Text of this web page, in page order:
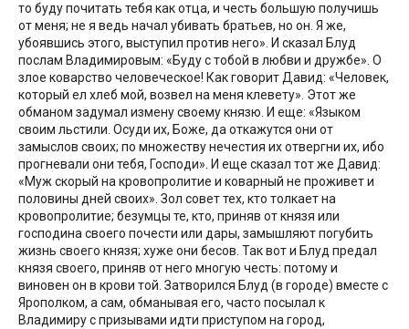
то буду почитать тебя как отца, и честь большую получишь
от меня; не я ведь начал убивать братьев, но он. Я же,
убоявшись этого, выступил против него». И сказал Блуд
послам Владимировым: «Буду с тобой в любви и дружбе». О
злое коварство человеческое! Как говорит Давид: «Человек,
который ел хлеб мой, возвел на меня клевету». Этот же
обманом задумал измену своему князю. И еще: «Языком
своим льстили. Осуди их, Боже, да откажутся они от
замыслов своих; по множеству нечестия их отвергни их, ибо
прогневали они тебя, Господи». И еще сказал тот же Давид:
«Муж скорый на кровопролитие и коварный не проживет и
половины дней своих». Зол совет тех, кто толкает на
кровопролитие; безумцы те, кто, приняв от князя или
господина своего почести или дары, замышляют погубить
жизнь своего князя; хуже они бесов. Так вот и Блуд предал
князя своего, приняв от него многую честь: потому и
виновен он в крови той. Затворился Блуд (в городе) вместе с
Ярополком, а сам, обманывая его, часто посылал к
Владимиру с призывами идти приступом на город,